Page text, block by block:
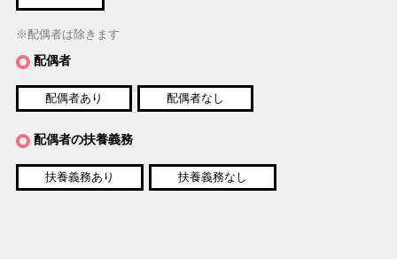
※配偶者は除きます
配偶者
配偶者あり 配偶者なし
配偶者の扶養義務
扶養義務あり 扶養義務なし